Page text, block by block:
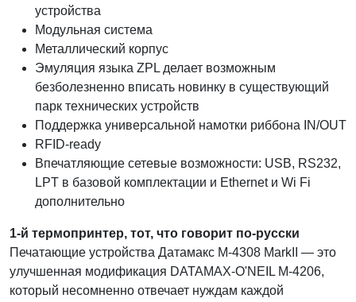
устройства
Модульная система
Металлический корпус
Эмуляция языка ZPL делает возможным
безболезненно вписать новинку в существующий
парк технических устройств
Поддержка универсальной намотки риббона IN/OUT
RFID-ready
Впечатляющие сетевые возможности: USB, RS232,
LPT в базовой комплектации и Ethernet и Wi Fi
дополнительно
1-й термопринтер, тот, что говорит по-русски
Печатающие устройства Датамакс M-4308 MarkII — это
улучшенная модификация DATAMAX-O'NEIL М-4206,
который несомненно отвечает нуждам каждой